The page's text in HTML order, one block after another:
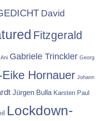
David
Fitzgerald
Gabriele Trinckler Georg
Hornauer Johann
Jürgen Bulla Karsten Paul
Lockdown-